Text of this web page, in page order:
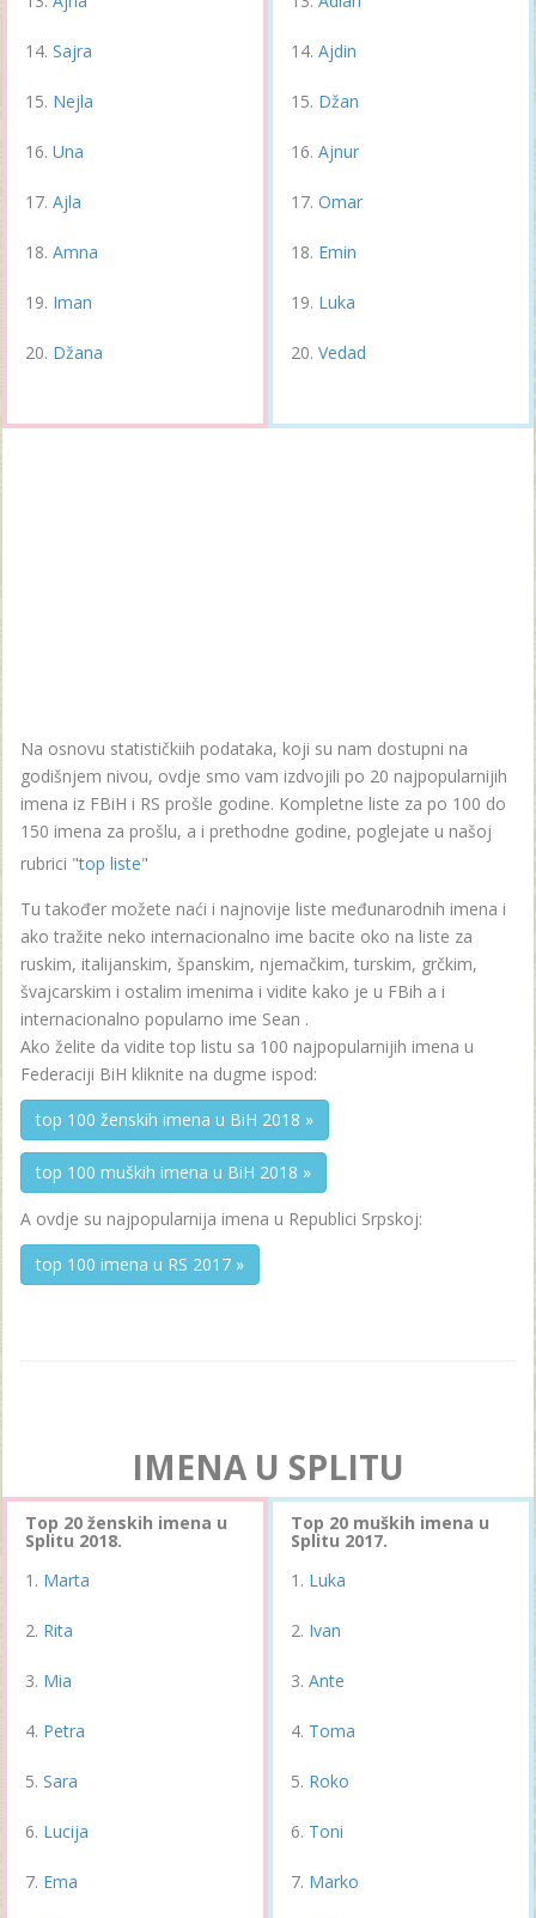
Sajra
Nejla
Una
Ajla
Amna
Iman
Džana
Ajdin
Džan
Ajnur
Omar
Emin
Luka
Vedad
Na osnovu statističkiih podataka, koji su nam dostupni na
godišnjem nivou, ovdje smo vam izdvojili po 20 najpopularnijih
imena iz FBiH i RS prošle godine. Kompletne liste za po 100 do
150 imena za prošlu, a i prethodne godine, poglejate u našoj
rubrici "top liste"
Tu također možete naći i najnovije liste međunarodnih imena i
ako tražite neko internacionalno ime bacite oko na liste za
ruskim, italijanskim, španskim, njemačkim, turskim, grčkim,
švajcarskim i ostalim imenima i vidite kako je u FBih a i
internacionalno popularno ime Sean .
Ako želite da vidite top listu sa 100 najpopularnijih imena u
Federaciji BiH kliknite na dugme ispod:
top 100 ženskih imena u BiH 2018 »
top 100 muških imena u BiH 2018 »
A ovdje su najpopularnija imena u Republici Srpskoj:
top 100 imena u RS 2017 »
IMENA U SPLITU
Top 20 ženskih imena u
Splitu 2018.
Marta
Rita
Mia
Petra
Sara
Lucija
Ema
Top 20 muških imena u
Splitu 2017.
Luka
Ivan
Ante
Toma
Roko
Toni
Marko